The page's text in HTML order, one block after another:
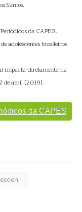
Santos.
da CAPES.
adolescentes brasileiros.
impacta-diretamente-na-
de abril (2019).
da CAPES
Saúde de adolescentes